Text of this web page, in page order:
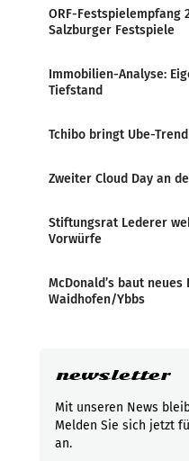
ORF-Festspielempfang
Salzburger Festspiele
Immobilien-Analyse:
Tiefstand
Tchibo bringt Ube-
Zweiter Cloud Day an
Stiftungsrat Lederer
Vorwürfe
McDonald’s baut
Waidhofen/Ybbs
newsletter
Mit unseren News
Melden Sie sich jetzt
an.